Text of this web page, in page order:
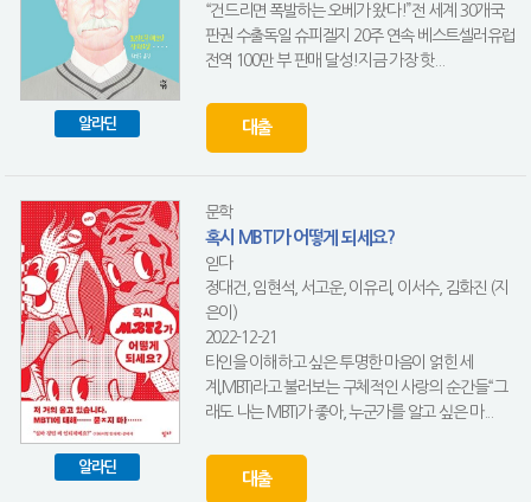
알라딘
“건드리면 폭발하는 오베가 왔다!”전 세계 30개국
판권 수출독일 슈피겔지 20주 연속 베스트셀러유럽
전역 100만 부 판매 달성!지금 가장 핫...
대출
알라딘
문학
혹시 MBTI가 어떻게 되세요?
읻다
정대건, 임현석, 서고운, 이유리, 이서수, 김화진 (지
은이)
2022-12-21
타인을 이해하고 싶은 투명한 마음이 얽힌 세
계,MBTI라고 불러보는 구체적인 사랑의 순간들“그
래도 나는 MBTI가 좋아, 누군가를 알고 싶은 마...
대출